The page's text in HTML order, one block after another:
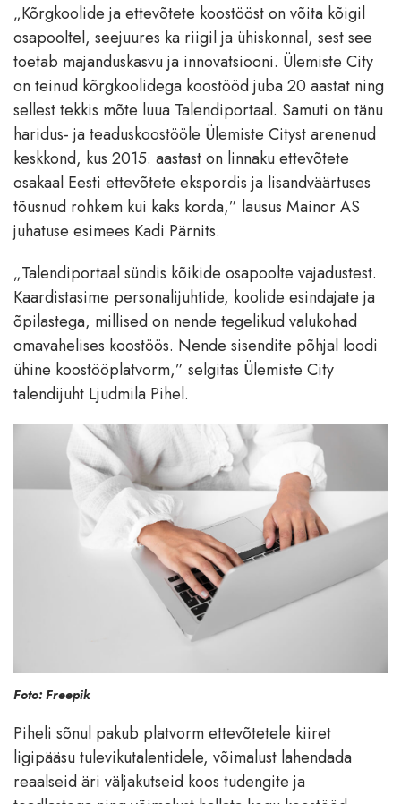
„Kõrgkoolide ja ettevõtete koostööst on võita kõigil
osapooltel, seejuures ka riigil ja ühiskonnal, sest see
toetab majanduskasvu ja innovatsiooni. Ülemiste City
on teinud kõrgkoolidega koostööd juba 20 aastat ning
sellest tekkis mõte luua Talendiportaal. Samuti on tänu
haridus- ja teaduskoostööle Ülemiste Cityst arenenud
keskkond, kus 2015. aastast on linnaku ettevõtete
osakaal Eesti ettevõtete ekspordis ja lisandväärtuses
tõusnud rohkem kui kaks korda,” lausus Mainor AS
juhatuse esimees Kadi Pärnits.
„Talendiportaal sündis kõikide osapoolte vajadustest.
Kaardistasime personalijuhtide, koolide esindajate ja
õpilastega, millised on nende tegelikud valukohad
omavahelises koostöös. Nende sisendite põhjal loodi
ühine koostööplatvorm,” selgitas Ülemiste City
talendijuht Ljudmila Pihel.
Foto: Freepik
Piheli sõnul pakub platvorm ettevõtetele kiiret
ligipääsu tulevikutalentidele, võimalust lahendada
reaalseid äri väljakutseid koos tudengite ja